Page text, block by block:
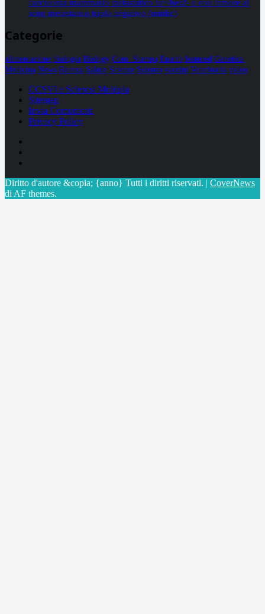
carcinoma mammario metastatico hr+/her2- e con tumore al
seno metastatico triplo negativo (mtnbc)
Categorie
alimentazione biologia Biology Com. Stampa Epatiti featured Genetica
Medicina News Ricerca Salute Science Scienza vaccini Veterinaria video
CCSVI e Sclerosi Multipla
Sitemap
Invia Comunicati
Privacy Policy
Diritto d'autore &copia; {anno} Tutti i diritti riservati. | CoverNews
di AF themes.